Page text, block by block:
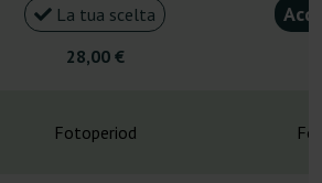
La tua scelta
28,00 €
Fotoperiod